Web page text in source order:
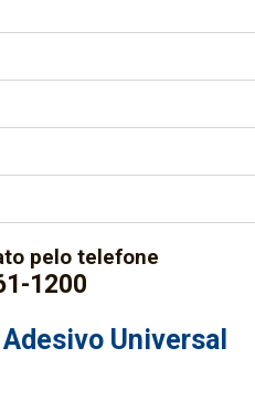
pelo telefone
1200
Universal